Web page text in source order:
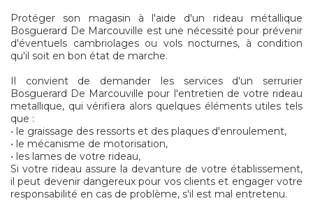
Protéger son magasin à l'aide d'un rideau métallique
Bosguerard De Marcouville est une nécessité pour prévenir
d'éventuels cambriolages ou vols nocturnes, à condition
qu'il soit en bon état de marche.
Il convient de demander les services d'un serrurier
Bosguerard De Marcouville pour l'entretien de votre rideau
metallique, qui vérifiera alors quelques éléments utiles tels
que :
• le graissage des ressorts et des plaques d'enroulement,
• le mécanisme de motorisation,
• les lames de votre rideau,
Si votre rideau assure la devanture de votre établissement,
il peut devenir dangereux pour vos clients et engager votre
responsabilité en cas de problème, s'il est mal entretenu.